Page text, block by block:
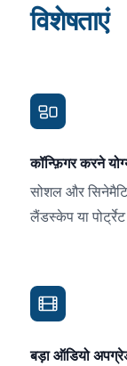
विशेषताएं
कॉन्फ़िगर करने
सोशल और
लैंडस्केप या पोर्ट्रेट
बड़ा ऑडियो